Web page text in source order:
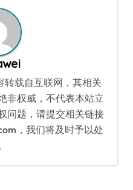
转载自互联网，其相关
非权威，不代表本站立
问题，请提交相关链接
，我们将及时予以处